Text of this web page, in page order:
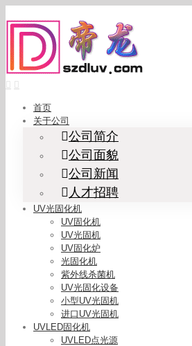
to
content
首页
关于公司
公司简介
公司面貌
公司新闻
人才招聘
UV光固化机
UV固化机
UV光固机
UV固化炉
光固化机
紫外线杀菌机
UV光固化设备
小型UV光固机
进口UV光固机
UVLED固化机
UVLED点光源